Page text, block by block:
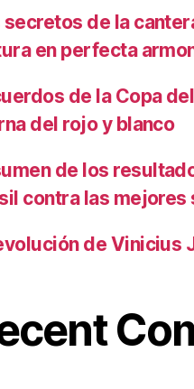
secretos de la
en perfecta
de la Copa
del rojo y blanco
de los
contra las
de Vinicius